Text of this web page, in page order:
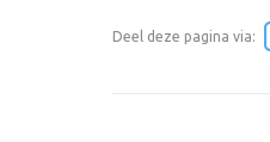
Deel deze pagina via: